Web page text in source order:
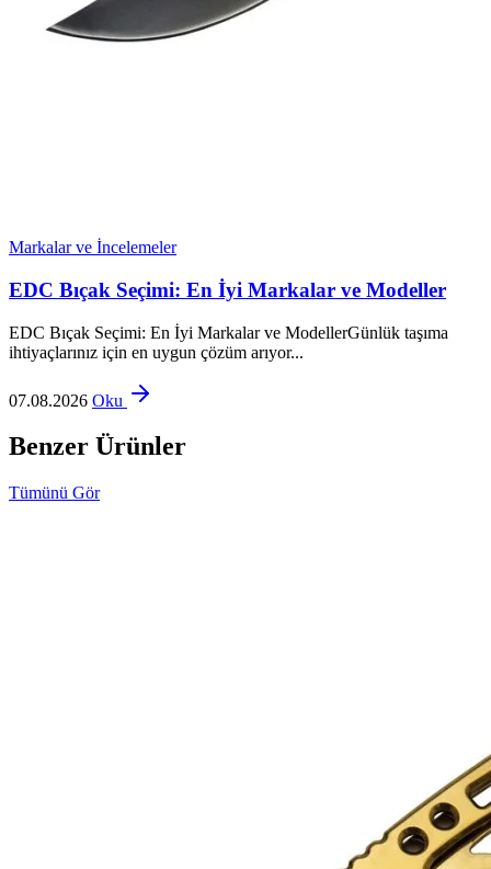
Markalar ve İncelemeler
EDC Bıçak Seçimi: En İyi Markalar ve Modeller
EDC Bıçak Seçimi: En İyi Markalar ve ModellerGünlük taşıma
ihtiyaçlarınız için en uygun çözüm arıyor...
07.08.2026 Oku
Benzer Ürünler
Tümünü Gör